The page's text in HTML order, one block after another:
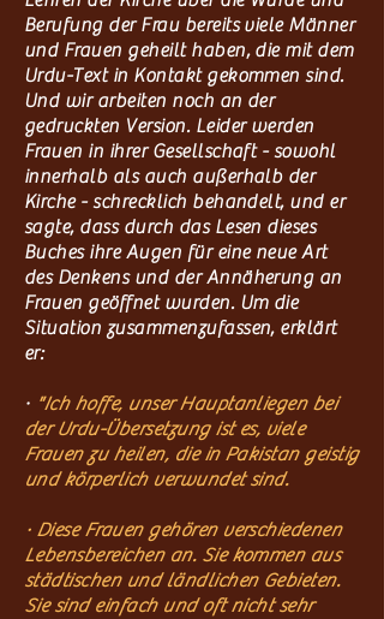
Berufung der Frau bereits viele Männer
und Frauen geheilt haben, die mit dem
Urdu-Text in Kontakt gekommen sind.
Und wir arbeiten noch an der
gedruckten Version. Leider werden
Frauen in ihrer Gesellschaft - sowohl
innerhalb als auch außerhalb der
Kirche - schrecklich behandelt, und er
sagte, dass durch das Lesen dieses
Buches ihre Augen für eine neue Art
des Denkens und der Annäherung an
Frauen geöffnet wurden. Um die
Situation zusammenzufassen, erklärt
er:
· "Ich hoffe, unser Hauptanliegen bei
der Urdu-Übersetzung ist es, viele
Frauen zu heilen, die in Pakistan geistig
und körperlich verwundet sind.
· Diese Frauen gehören verschiedenen
Lebensbereichen an. Sie kommen aus
städtischen und ländlichen Gebieten.
Sie sind einfach und oft nicht sehr